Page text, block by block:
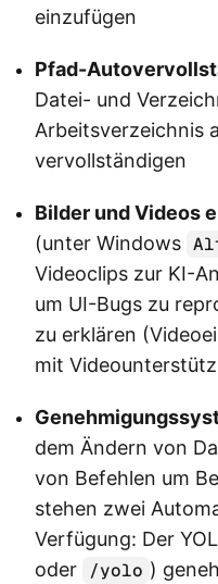
einzufügen
Pfad-
Datei- und
Arbeitsverzeichnis
vervollständigen
Bilder und Videos
(unter Windows
Videoclips zur KI-
um UI-Bugs zu
zu erklären
mit
dem Ändern von
von Befehlen um
stehen zwei
Verfügung: Der
oder
/yolo )